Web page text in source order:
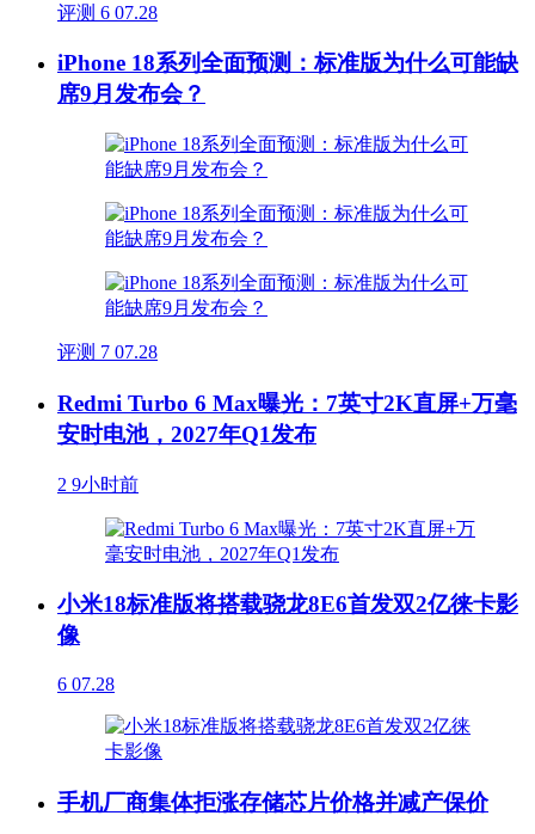
评测 6 07.28
iPhone 18系列全面预测：标准版为什么可能缺
席9月发布会？
评测 7 07.28
Redmi Turbo 6 Max曝光：7英寸2K直屏+万毫
安时电池，2027年Q1发布
2 9小时前
小米18标准版将搭载骁龙8E6首发双2亿徕卡影
像
6 07.28
手机厂商集体拒涨存储芯片价格并减产保价